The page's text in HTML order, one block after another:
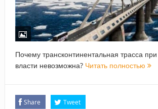
Почему трансконтинентальная трасса
власти невозможна? Читать полностью
Share Tweet